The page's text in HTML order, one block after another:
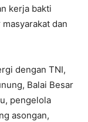
kerja bakti
dan
dengan TNI,
Balai Besar
pengelola
asongan,